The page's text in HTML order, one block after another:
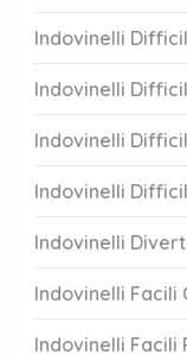
Indovinelli
Indovinelli
Indovinelli
Indovinelli
Indovinelli
Indovinelli Facili
Indovinelli Facili